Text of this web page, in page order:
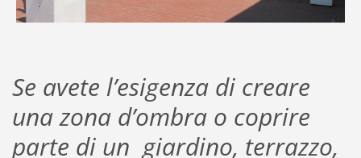
Se avete l’esigenza di creare
una zona d’ombra o coprire
parte di un giardino, terrazzo,